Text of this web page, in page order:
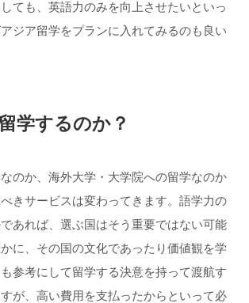
ても、英語力のみを向上させたいといっ
ジア留学をプランに入れてみるのも良い
学するのか？
のか、海外大学・大学院への留学なのか
きサービスは変わってきます。語学力の
あれば、選ぶ国はそう重要ではない可能
に、その国の文化であったり価値観を学
参考にして留学する決意を持って渡航す
が、高い費用を支払ったからといって必